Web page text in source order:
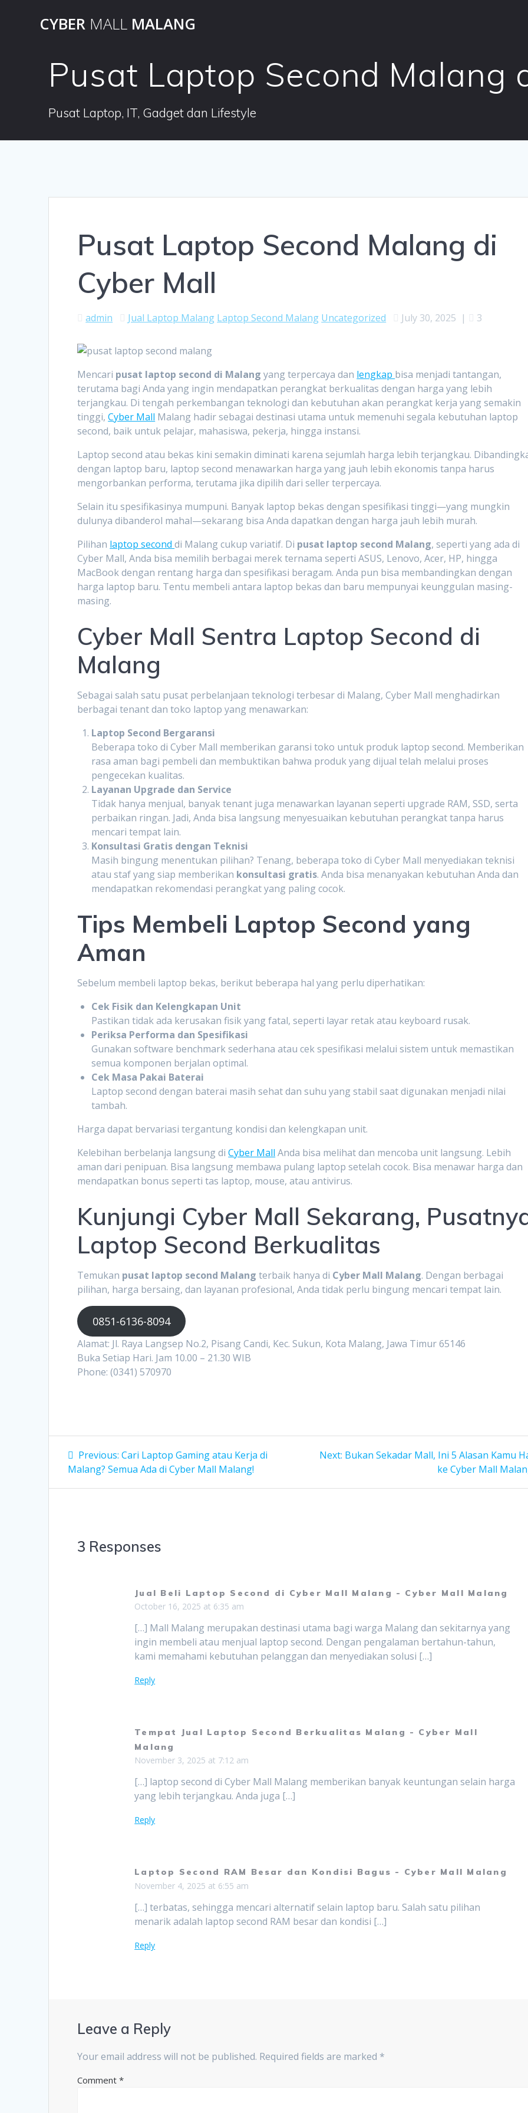
CYBER MALL MALANG
Pusat Laptop Second Malang
Pusat Laptop, IT, Gadget dan Lifestyle
Pusat Laptop Second Malang di
Cyber Mall
admin Jual Laptop Malang Laptop Second Malang Uncategorized July 30, 2025 | 3
Mencari pusat laptop second di Malang yang terpercaya dan lengkap bisa menjadi tantangan,
terutama bagi Anda yang ingin mendapatkan perangkat berkualitas dengan harga yang lebih
terjangkau. Di tengah perkembangan teknologi dan kebutuhan akan perangkat kerja yang semakin
tinggi,Cyber Mall Malang hadir sebagai destinasi utama untuk memenuhi segala kebutuhan laptop
second, baik untuk pelajar, mahasiswa, pekerja, hingga instansi.
Laptop second atau bekas kini semakin diminati karena sejumlah harga lebih terjangkau.
dengan laptop baru, laptop second menawarkan harga yang jauh lebih ekonomis tanpa harus
mengorbankan performa, terutama jika dipilih dari seller terpercaya.
Selain itu spesifikasinya mumpuni. Banyak laptop bekas dengan spesifikasi tinggi—yang mungkin
dulunya dibanderol mahal—sekarang bisa Anda dapatkan dengan harga jauh lebih murah.
Pilihan laptop seconddi Malang cukup variatif. Di pusat laptop second Malang, seperti yang ada di
Cyber Mall, Anda bisa memilih berbagai merek ternama seperti ASUS, Lenovo, Acer, HP, hingga
MacBook dengan rentang harga dan spesifikasi beragam. Anda pun bisa membandingkan dengan
harga laptop baru. Tentu membeli antara laptop bekas dan baru mempunyai keunggulan masing-
masing.
Cyber Mall Sentra Laptop Second di
Malang
Sebagai salah satu pusat perbelanjaan teknologi terbesar di Malang, Cyber Mall menghadirkan
berbagai tenant dan toko laptop yang menawarkan:
Laptop Second Bergaransi
Beberapa toko di Cyber Mall memberikan garansi toko untuk produk laptop second. Memberikan
rasa aman bagi pembeli dan membuktikan bahwa produk yang dijual telah melalui proses
pengecekan kualitas.
Layanan Upgrade dan Service
Tidak hanya menjual, banyak tenant juga menawarkan layanan seperti upgrade RAM, SSD, serta
perbaikan ringan. Jadi, Anda bisa langsung menyesuaikan kebutuhan perangkat tanpa harus
mencari tempat lain.
Konsultasi Gratis dengan Teknisi
Masih bingung menentukan pilihan? Tenang, beberapa toko di Cyber Mall menyediakan teknisi
atau staf yang siap memberikan konsultasi gratis. Anda bisa menanyakan kebutuhan Anda dan
mendapatkan rekomendasi perangkat yang paling cocok.
Tips Membeli Laptop Second yang
Aman
Sebelum membeli laptop bekas, berikut beberapa hal yang perlu diperhatikan:
Cek Fisik dan Kelengkapan Unit
Pastikan tidak ada kerusakan fisik yang fatal, seperti layar retak atau keyboard rusak.
Periksa Performa dan Spesifikasi
Gunakan software benchmark sederhana atau cek spesifikasi melalui sistem untuk memastikan
semua komponen berjalan optimal.
Cek Masa Pakai Baterai
Laptop second dengan baterai masih sehat dan suhu yang stabil saat digunakan menjadi nilai
tambah.
Harga dapat bervariasi tergantung kondisi dan kelengkapan unit.
Kelebihan berbelanja langsung diCyber Mall Anda bisa melihat dan mencoba unit langsung. Lebih
aman dari penipuan. Bisa langsung membawa pulang laptop setelah cocok. Bisa menawar harga dan
mendapatkan bonus seperti tas laptop, mouse, atau antivirus.
Kunjungi Cyber Mall Sekarang,
Laptop Second Berkualitas
Temukan pusat laptop second Malang terbaik hanya di Cyber Mall Malang. Dengan berbagai
pilihan, harga bersaing, dan layanan profesional, Anda tidak perlu bingung mencari tempat lain.
0851-6136-8094
Alamat: Jl. Raya Langsep No.2, Pisang Candi, Kec. Sukun, Kota Malang, Jawa Timur 65146
Buka Setiap Hari. Jam 10.00 – 21.30 WIB
Phone: (0341) 570970
Post
navigation
Previous: Previous
post:
Cari Laptop Gaming atau Kerja di
Malang? Semua Ada di Cyber Mall Malang!
Next: Next
Bukan Sekadar Mall, Ini 5 Alasan Kamu
ke Cyber Mall
3 Responses
Jual Beli Laptop Second di Cyber Mall Malang - Cyber Mall Malang
October 16, 2025 at 6:35 am
[…] Mall Malang merupakan destinasi utama bagi warga Malang dan sekitarnya yang
ingin membeli atau menjual laptop second. Dengan pengalaman bertahun-tahun,
kami memahami kebutuhan pelanggan dan menyediakan solusi […]
Reply
Tempat Jual Laptop Second Berkualitas Malang - Cyber Mall
Malang
November 3, 2025 at 7:12 am
[…] laptop second di Cyber Mall Malang memberikan banyak keuntungan selain harga
yang lebih terjangkau. Anda juga […]
Reply
Laptop Second RAM Besar dan Kondisi Bagus - Cyber Mall Malang
November 4, 2025 at 6:55 am
[…] terbatas, sehingga mencari alternatif selain laptop baru. Salah satu pilihan
menarik adalah laptop second RAM besar dan kondisi […]
Reply
Leave a Reply
Your email address will not be published. Required fields are marked *
Comment*